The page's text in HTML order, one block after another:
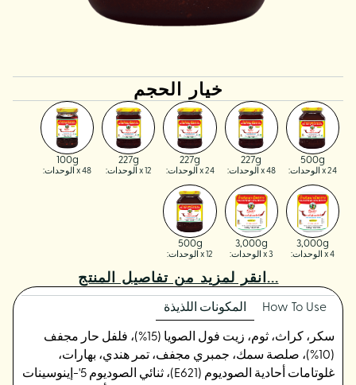
خيار الحجم
100g
x 48 الوحدات:
227g
x 12 الوحدات:
227g
x 24 الوحدات:
227g
x 48 الوحدات:
500g
x 24 الوحدات:
500g
x 12 الوحدات:
3,000g
x 3 الوحدات:
3,000g
x 4 الوحدات:
انقر لمزيد من تفاصيل المنتج...
المكونات اللذيذة How To Use
سكر، كراث، ثوم، زيت فول الصويا (15%)، فلفل حار مجفف
(10%)، صلصة سمك، جمبري مجفف، تمر هندي، بهارات،
غلوتامات أحادية الصوديوم (E621)، ثنائي الصوديوم 5'-إينوسينات